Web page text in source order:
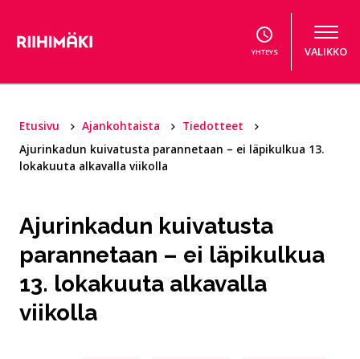
YHTEYS VALIKKO
Etusivu Ajankohtaista
Tiedotteet
Ajurinkadun kuivatusta parannetaan – ei läpikulkua 13.
lokakuuta alkavalla viikolla
Ajurinkadun kuivatusta
parannetaan – ei läpikulkua
13. lokakuuta alkavalla
viikolla